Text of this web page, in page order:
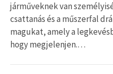
járműveknek van
csattanás és a műszerfal
magukat, amely a
hogy megjelenjen.…